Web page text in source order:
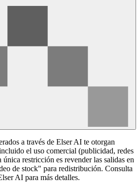
a través de Elser AI te otorgan
el uso comercial (publicidad, redes
restricción es revender las salidas en
de stock" para redistribución. Consulta
AI para más detalles.